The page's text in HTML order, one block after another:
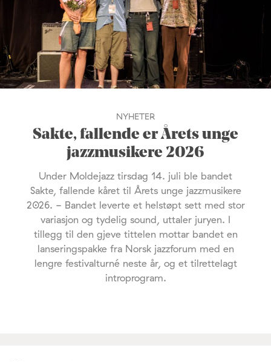
NYHETER
Sakte, fallende er Årets unge
jazzmusikere 2026
Under Moldejazz tirsdag 14. juli ble bandet
Sakte, fallende kåret til Årets unge jazzmusikere
2026. - Bandet leverte et helstøpt sett med stor
variasjon og tydelig sound, uttaler juryen. I
tillegg til den gjeve tittelen mottar bandet en
lanseringspakke fra Norsk jazzforum med en
lengre festivalturné neste år, og et tilrettelagt
introprogram.